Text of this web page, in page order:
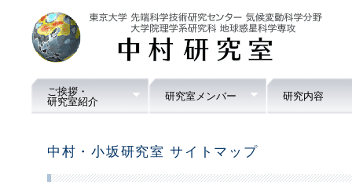
ご挨拶・
研究室紹介
研究室メンバー 研究内容
中村・小坂研究室 サイトマップ